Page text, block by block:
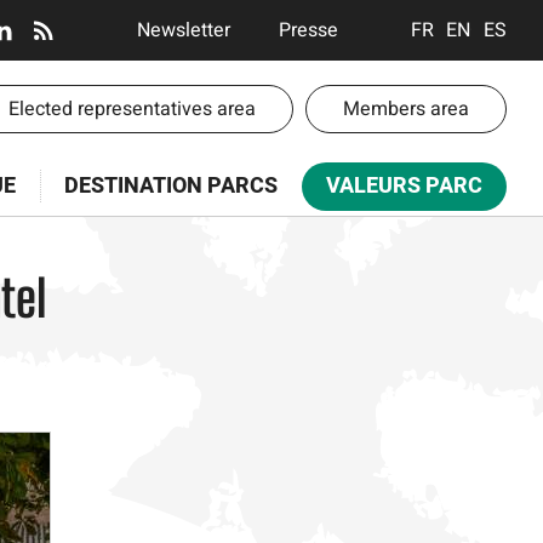
En-
tête
-
Communication
Newsletter Presse FRANÇAIS
ENGLISH
Elected representatives area Members area
DESTINATION PARCS VALEURS PARC